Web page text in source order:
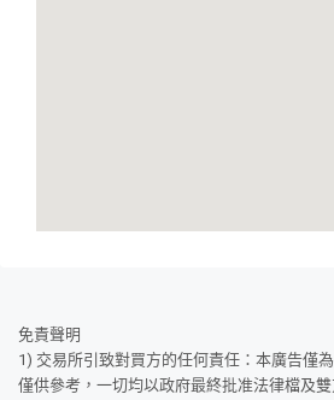
免責聲明
1) 交易所引致對買方的任何責任：本廣告僅
僅供參考，一切均以政府最終批准法律檔及